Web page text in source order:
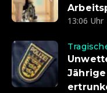
13:06 Uhr